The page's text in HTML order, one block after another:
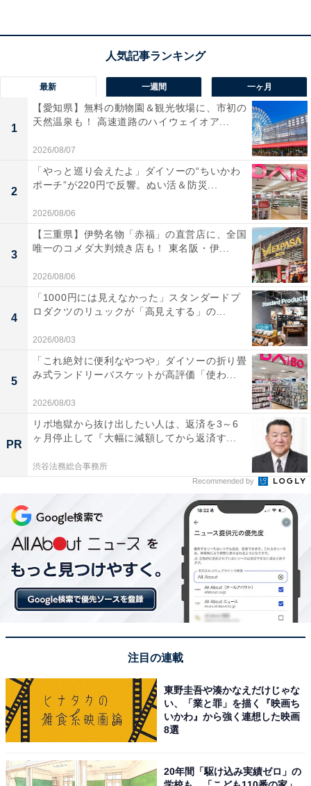
「プライム会員」なら便利でお得な特典が全部使
Amazonプライムは、月額600円（税込）または年間
5900円（税込）で、多彩な特典を提供する会員制プログ
ラムです。
Amazonプライム会員になると、以下のようなさまざま
なサービスを利用できるようになります。
・無料配送
・動画配信サービスの「Prime Video」
・写真やビデオを保存できるオンラインストレージサー
ビスの「Amazon Photos」
・Kindle本を追加料金なしで読み放題の「Prime
Reading」
・会員限定先行タイムセール
・一部の対象商品が通常価格よりも割引されるAmazon
Prime限定価格
・生鮮食品から日用品まで配送してくれる「Amazonネ
ットスーパー」
また、同居の家族2人まで特典を共有できる「家族会
員」制度もあります。Amazonプライムに登録して、お
Amazonプライム 30日間の無料体験を始める
※掲載されている情報は記事公開時のものです。あらか
じめご了承ください。
また、記事中の商品を購入すると、売上の一部がオール
アバウトに還元されることがあります
最新 一週間 一ヶ月
1
【愛知県】無料の動物園＆観光牧場に、市初の
天然温泉も！ 高速道路のハイウェイオア...
2026/08/07
2
「やっと巡り会えたよ」ダイソーの“ちいかわ
ポーチ”が220円で反響。ぬい活＆防災...
2026/08/06
3
【三重県】伊勢名物「赤福」の直営店に、全国
唯一のコメダ大判焼き店も！ 東名阪・伊...
2026/08/06
4
「1000円には見えなかった」スタンダードプ
ロダクツのリュックが「高見えする」の...
2026/08/03
5
「これ絶対に便利なやつや」ダイソーの折り畳
み式ランドリーバスケットが高評価「使わ...
2026/08/03
PR
リボ地獄から抜け出したい人は、返済を3～6
ヶ月停止して『大幅に減額してから返済す...
渋谷法務総合事務所
Recommended by
注目の連載
東野圭吾や湊かなえだけじゃな
い、「業と罪」を描く『映画ち
いかわ』から強く連想した映画
8選
20年間「駆け込み実績ゼロ」の